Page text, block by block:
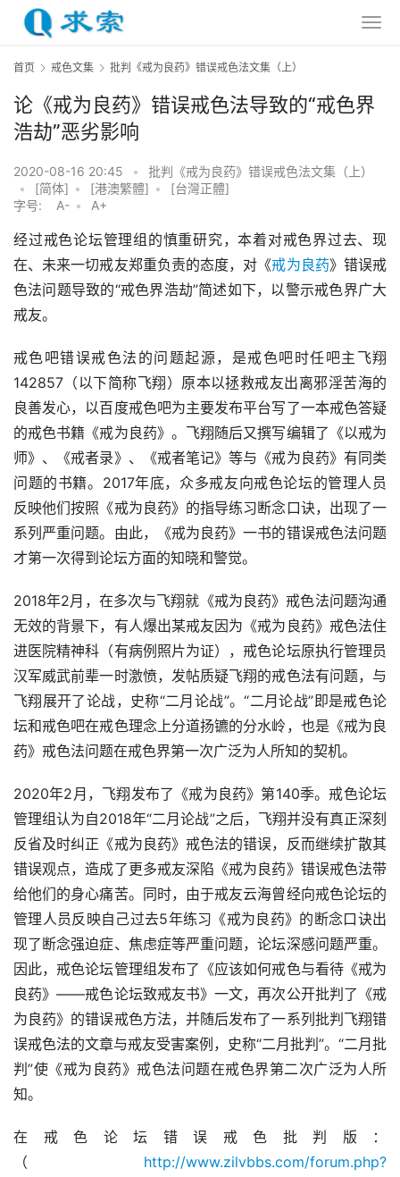
首页 戒色文集 批判《戒为良药》错误戒色法文集（上）
论《戒为良药》错误戒色法导致的“戒色界
浩劫”恶劣影响
2020-08-16 20:45 •
批判《戒为良药》错误戒色法文集（上）
•
[简体] • [港澳繁體] •
[台灣正體]
字号:
A- • A+
经过戒色论坛管理组的慎重研究，本着对戒色界过去、现
在、未来一切戒友郑重负责的态度，对《戒为良药》错误戒
色法问题导致的“戒色界浩劫”简述如下，以警示戒色界广大
戒友。
戒色吧错误戒色法的问题起源，是戒色吧时任吧主飞翔
142857（以下简称飞翔）原本以拯救戒友出离邪淫苦海的
良善发心，以百度戒色吧为主要发布平台写了一本戒色答疑
的戒色书籍《戒为良药》。飞翔随后又撰写编辑了《以戒为
师》、《戒者录》、《戒者笔记》等与《戒为良药》有同类
问题的书籍。2017年底，众多戒友向戒色论坛的管理人员
反映他们按照《戒为良药》的指导练习断念口诀，出现了一
系列严重问题。由此，《戒为良药》一书的错误戒色法问题
才第一次得到论坛方面的知晓和警觉。
2018年2月，在多次与飞翔就《戒为良药》戒色法问题沟通
无效的背景下，有人爆出某戒友因为《戒为良药》戒色法住
进医院精神科（有病例照片为证），戒色论坛原执行管理员
汉军威武前辈一时激愤，发帖质疑飞翔的戒色法有问题，与
飞翔展开了论战，史称“二月论战”。“二月论战”即是戒色论
坛和戒色吧在戒色理念上分道扬镳的分水岭，也是《戒为良
药》戒色法问题在戒色界第一次广泛为人所知的契机。
2020年2月，飞翔发布了《戒为良药》第140季。戒色论坛
管理组认为自2018年“二月论战”之后，飞翔并没有真正深刻
反省及时纠正《戒为良药》戒色法的错误，反而继续扩散其
错误观点，造成了更多戒友深陷《戒为良药》错误戒色法带
给他们的身心痛苦。同时，由于戒友云海曾经向戒色论坛的
管理人员反映自己过去5年练习《戒为良药》的断念口诀出
现了断念强迫症、焦虑症等严重问题，论坛深感问题严重。
因此，戒色论坛管理组发布了《应该如何戒色与看待《戒为
良药》——戒色论坛致戒友书》一文，再次公开批判了《戒
为良药》的错误戒色方法，并随后发布了一系列批判飞翔错
误戒色法的文章与戒友受害案例，史称“二月批判”。“二月批
判”使《戒为良药》戒色法问题在戒色界第二次广泛为人所
知。
在戒色论坛错误戒色批判版：
（ http://www.zilvbbs.com/forum.php?